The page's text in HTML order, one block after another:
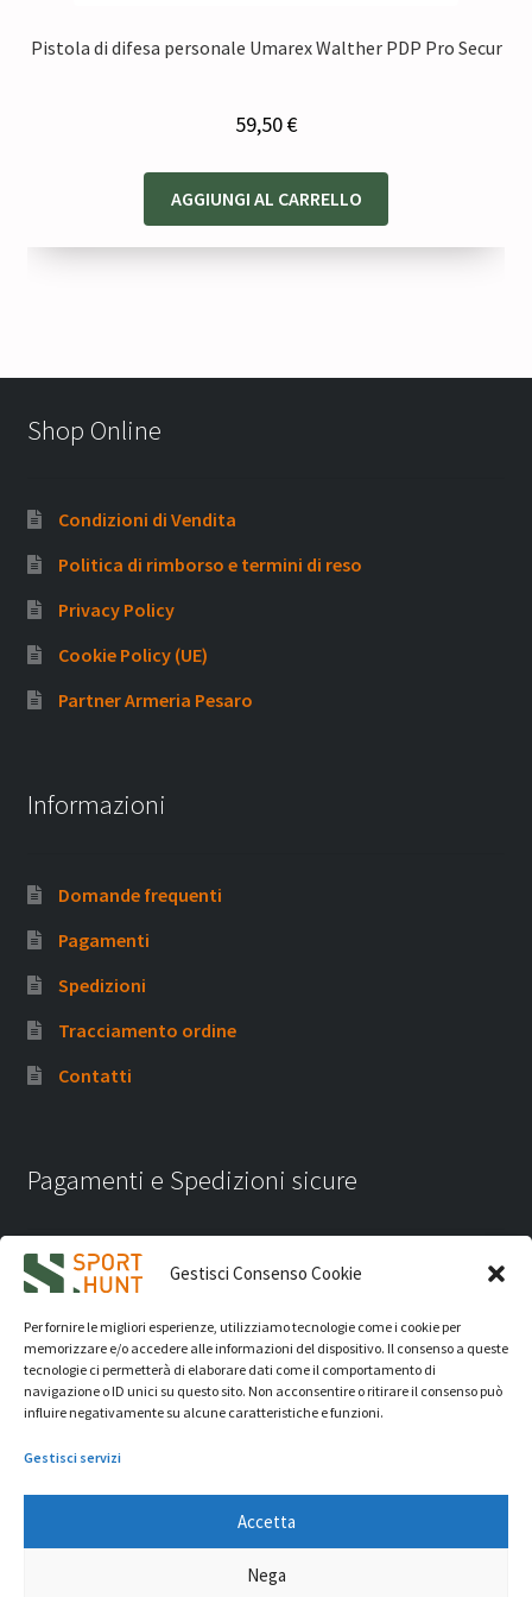
Gestisci Consenso Cookie
Per fornire le migliori esperienze, utilizziamo tecnologie come i cookie per
memorizzare e/o accedere alle informazioni del dispositivo. Il consenso a queste
tecnologie ci permetterà di elaborare dati come il comportamento di
navigazione o ID unici su questo sito. Non acconsentire o ritirare il consenso può
influire negativamente su alcune caratteristiche e funzioni.
Gestisci servizi
Accetta
Nega
Pistola di difesa personale Umarex Walther PDP Pro Secur
59,50€
AGGIUNGI AL CARRELLO
Shop Online
Condizioni di Vendita
Politica di rimborso e termini di reso
Privacy Policy
Cookie Policy (UE)
Partner Armeria Pesaro
Informazioni
Domande frequenti
Pagamenti
Spedizioni
Tracciamento ordine
Contatti
Pagamenti e Spedizioni sicure
iVision Communication S.r.l.- P.Iva 04233830407 - REA: RN
331582 Copyright 2026. Tutti i diritti riservati.